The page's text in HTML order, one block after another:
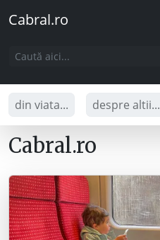
Cabral.ro
din viata... despre altii...
Cabral.ro